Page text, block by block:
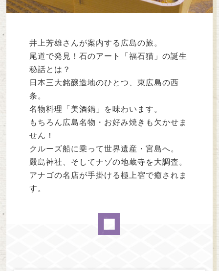
井上芳雄さんが案内する広島の旅。
尾道で発見！石のアート「福石猫」の誕生
秘話とは？
日本三大銘醸造地のひとつ、東広島の西
条。
名物料理「美酒鍋」を味わいます。
もちろん広島名物・お好み焼きも欠かせま
せん！
クルーズ船に乗って世界遺産・宮島へ。
嚴島神社、そしてナゾの地蔵寺を大調査。
アナゴの名店が手掛ける極上宿で癒されま
す。